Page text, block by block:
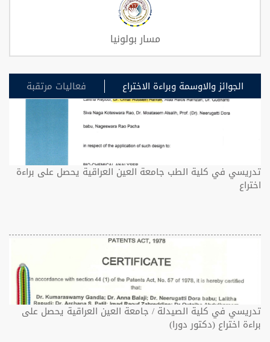
مسار بولونيا
الجوائز والاوسمة وبراءة الاختراع فعاليات مرتقبة
تدريسي في كلية الطب جامعة العين العراقية يحصل على براءة
اختراع
تدريسي في كلية الصيدلة / جامعة العين العراقية يحصل على
براءة اختراع (دكتور دورا)